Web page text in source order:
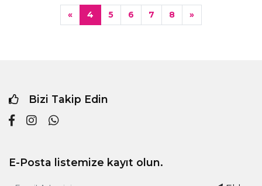
« 4 5 6 7 8 »
Bizi Takip Edin
E-Posta listemize kayıt olun.